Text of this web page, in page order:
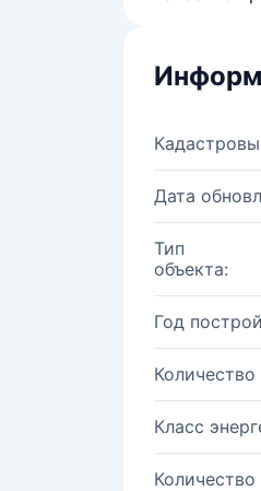
Дата
Тип
объекта:
Год
Класс